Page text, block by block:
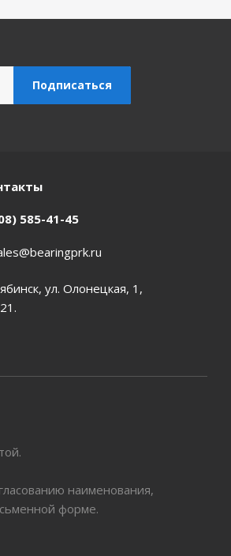
585-41-45
ул. Олонецкая, 1,
наименования,
форме.